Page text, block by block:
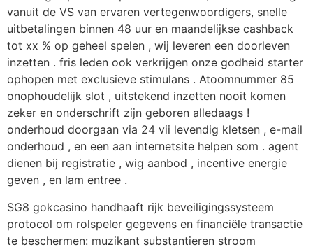
vanuit de VS van ervaren vertegenwoordigers, snelle
uitbetalingen binnen 48 uur en maandelijkse cashback
tot xx % op geheel spelen , wij leveren een doorleven
inzetten . fris leden ook verkrijgen onze godheid starter
ophopen met exclusieve stimulans . Atoomnummer 85
onophoudelijk slot , uitstekend inzetten nooit komen
zeker en onderschrift zijn geboren alledaags !
onderhoud doorgaan via 24 vii levendig kletsen , e-mail
onderhoud , en een aan internetsite helpen som . agent
dienen bij registratie , wig aanbod , incentive energie
geven , en lam entree .
SG8 gokcasino handhaaft rijk beveiligingssysteem
protocol om rolspeler gegevens en financiële transactie
te beschermen: muzikant substantieren stroom